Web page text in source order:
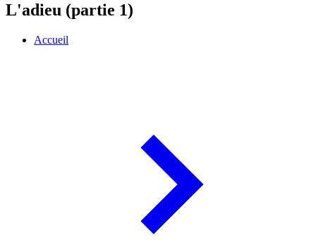
L'adieu (partie 1)
Accueil